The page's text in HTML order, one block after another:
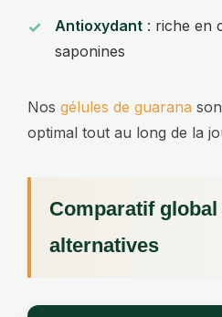
Antioxydant : riche en
saponines
Nos gélules de guarana
optimal tout au long de la
Comparatif
alternatives